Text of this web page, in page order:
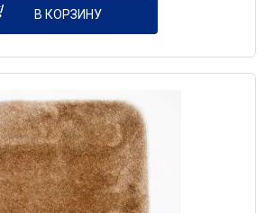
В КОРЗИНУ